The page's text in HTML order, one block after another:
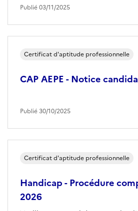
Publié 03/11/2025
CAP AEPE - Notice
Certificat d'aptitude professionnelle
Publié 30/10/2025
Handicap - Procédure
2026
Certificat d'aptitude professionnelle